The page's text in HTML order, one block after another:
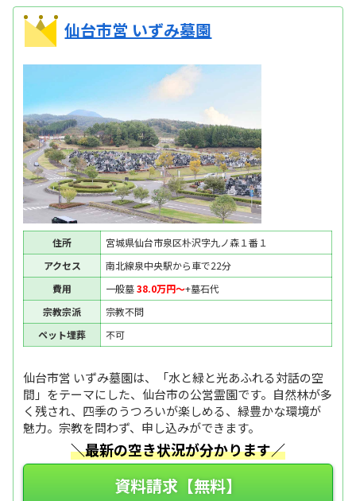
仙台市営 いずみ墓園
住所
宮城県仙台市泉区朴沢字九ノ森１番１
アクセス
南北線泉中央駅から車で22分
費用
一般墓38.0万円〜+墓石代
宗教宗派
宗教不問
ペット埋葬
不可
仙台市営 いずみ墓園は、「水と緑と光あふれる対話の空
間」をテーマにした、仙台市の公営霊園です。自然林が多
く残され、四季のうつろいが楽しめる、緑豊かな環境が
魅力。宗教を問わず、申し込みができます。
＼最新の空き状況が分かります／
資料請求【無料】